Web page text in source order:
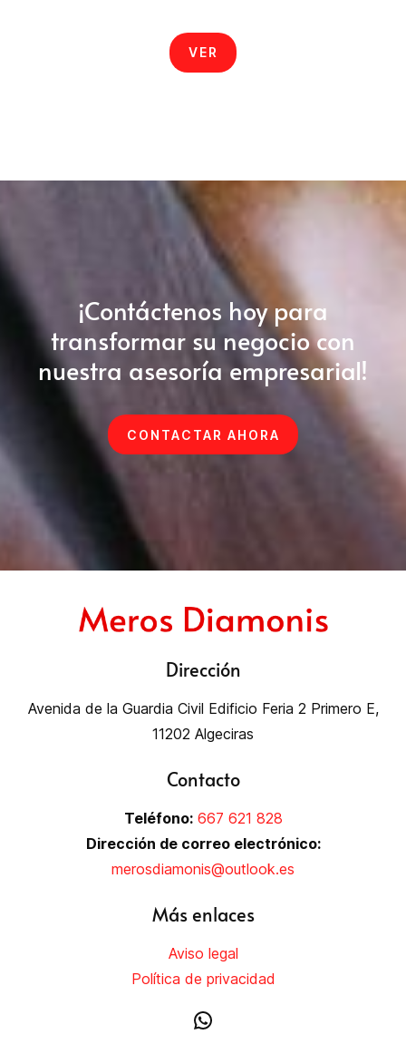
VER
¡Contáctenos hoy para
transformar su negocio con
nuestra asesoría empresarial!
CONTACTAR AHORA
Dirección
Avenida de la Guardia Civil Edificio Feria 2 Primero E,
11202 Algeciras
Contacto
Teléfono: 667 621 828
Dirección de correo electrónico:
merosdiamonis@outlook.es
Más enlaces
Aviso legal
Política de privacidad
WhatsApp